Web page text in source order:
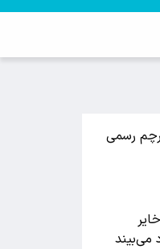
رسمی
می‌بیند